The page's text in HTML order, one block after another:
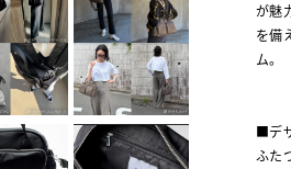
が魅
を備
ム。
■デ
ふた